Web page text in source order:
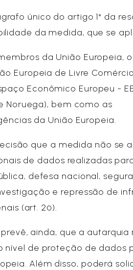
único do artigo 1° da
da medida, que se
da União Europeia,
Europeia de Livre
Econômico Europeu -
Noruega), bem como as
da União Europeia.
que a medida não se
de dados realizadas
defesa nacional,
e repressão de
(art. 2º).
ainda, que a autarquia
de proteção de dados
Além disso, poderá